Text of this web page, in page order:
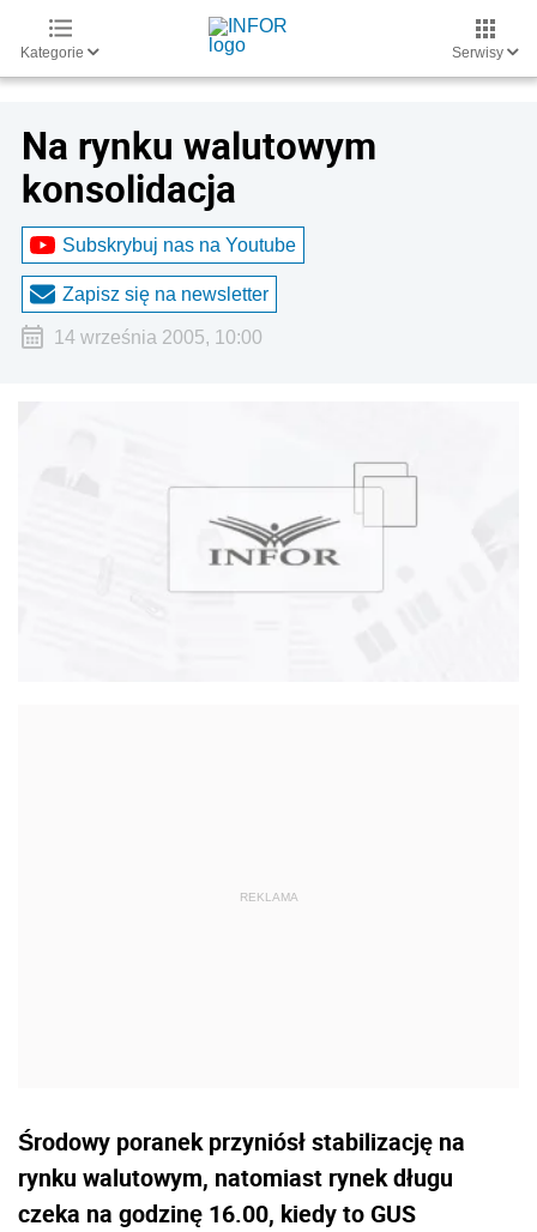
Kategorie Serwisy
Na rynku walutowym
konsolidacja
Subskrybuj nas na Youtube
Zapisz się na newsletter
14 września 2005, 10:00
Środowy poranek przyniósł stabilizację na
rynku walutowym, natomiast rynek długu
czeka na godzinę 16.00, kiedy to GUS